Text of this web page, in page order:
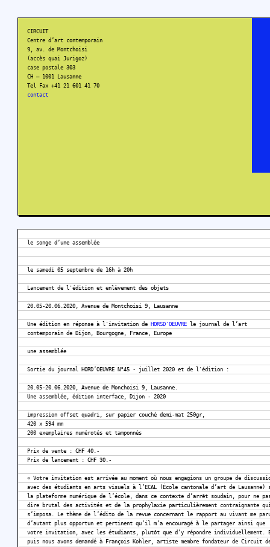
CIRCUIT
Centre d’art contemporain
9, av. de Montchoisi
(accès quai Jurigoz)
case postale 303
CH – 1001 Lausanne
Tel Fax +41 21 601 41 70
contact
le songe d’une assemblée
le samedi 05 septembre de 16h à 20h
Lancement de l'édition et enlèvement des objets
20.05-20.06.2020, Avenue de Montchoisi 9, Lausanne
Une édition en réponse à l'invitation de HORSD'OEUVRE le journal de l’art
contemporain de Dijon, Bourgogne, France, Europe
une assemblée
Sortie du journal HORD’OEUVRE N°45 - juillet 2020 et de l'édition :
20.05-20.06.2020, Avenue de Monchoisi 9, Lausanne.
Une assemblée, édition interface, Dijon - 2020
impression offset quadri, sur papier couché demi-mat 250gr,
420 x 594 mm
200 exemplaires numérotés et tamponnés
Prix de vente : CHF 40.-
Prix de lancement : CHF 30.-
« Votre invitation est arrivée au moment où nous engagions un groupe de
avec des étudiants en arts visuels à l’ECAL (École cantonale d’art de Lausanne)
la plateforme numérique de l’école, dans ce contexte d’arrêt soudain, pour ne
dire brutal des activités et de la prophylaxie particulièrement contraignante
s’imposa. Le thème de l’édito de la revue concernant le rapport au vivant me
d’autant plus opportun et pertinent qu’il m’a encouragé à le partager ainsi que
votre invitation, avec les étudiants, plutôt que d’y répondre individuellement.
puis nous avons demandé à François Kohler, artiste membre fondateur de Circuit